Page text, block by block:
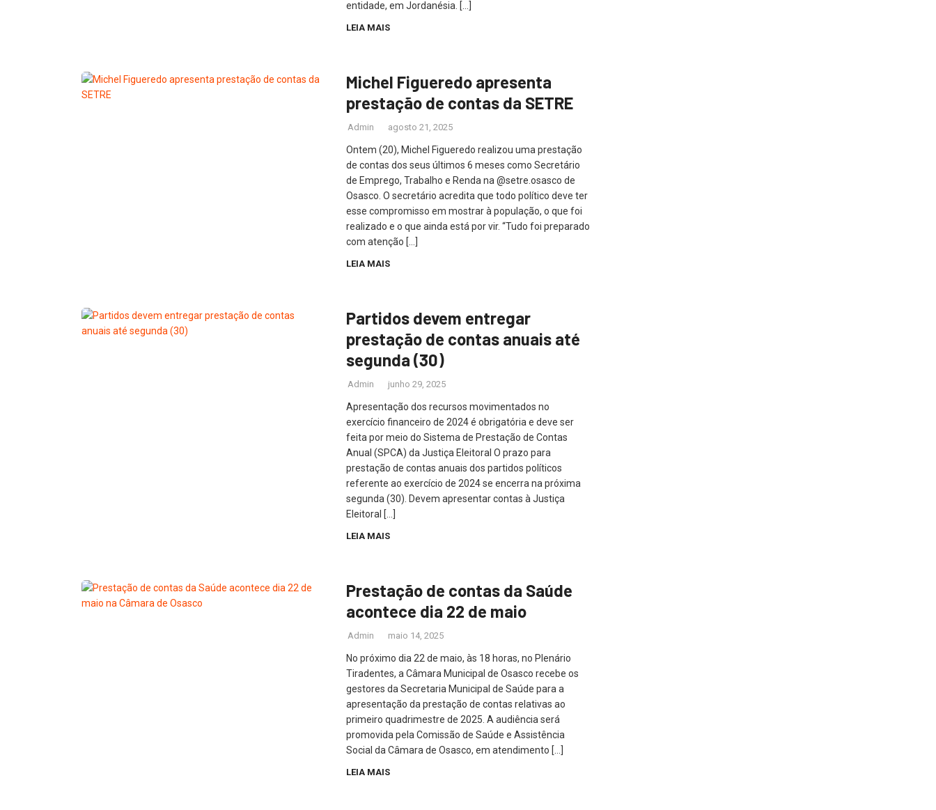
entidade, em Jordanésia. […]
LEIA MAIS
Michel Figueredo apresenta
prestação de contas da SETRE
Admin agosto 21, 2025
Ontem (20), Michel Figueredo realizou uma prestação
de contas dos seus últimos 6 meses como Secretário
de Emprego, Trabalho e Renda na @setre.osasco de
Osasco. O secretário acredita que todo político deve ter
esse compromisso em mostrar à população, o que foi
realizado e o que ainda está por vir. “Tudo foi preparado
com atenção […]
LEIA MAIS
Partidos devem entregar
prestação de contas anuais até
segunda (30)
Admin junho 29, 2025
Apresentação dos recursos movimentados no
exercício financeiro de 2024 é obrigatória e deve ser
feita por meio do Sistema de Prestação de Contas
Anual (SPCA) da Justiça Eleitoral O prazo para
prestação de contas anuais dos partidos políticos
referente ao exercício de 2024 se encerra na próxima
segunda (30). Devem apresentar contas à Justiça
Eleitoral […]
LEIA MAIS
Prestação de contas da Saúde
acontece dia 22 de maio
Admin maio 14, 2025
No próximo dia 22 de maio, às 18 horas, no Plenário
Tiradentes, a Câmara Municipal de Osasco recebe os
gestores da Secretaria Municipal de Saúde para a
apresentação da prestação de contas relativas ao
primeiro quadrimestre de 2025. A audiência será
promovida pela Comissão de Saúde e Assistência
Social da Câmara de Osasco, em atendimento […]
LEIA MAIS